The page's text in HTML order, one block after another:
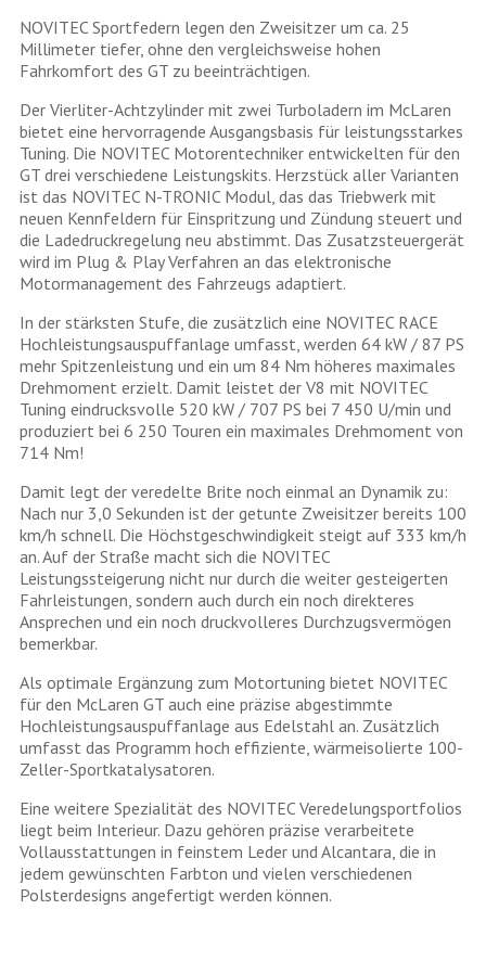
NOVITEC Sportfedern legen den Zweisitzer um ca. 25
Millimeter tiefer, ohne den vergleichsweise hohen
Fahrkomfort des GT zu beeinträchtigen.
Der Vierliter-Achtzylinder mit zwei Turboladern im McLaren
bietet eine hervorragende Ausgangsbasis für leistungsstarkes
Tuning. Die NOVITEC Motorentechniker entwickelten für den
GT drei verschiedene Leistungskits. Herzstück aller Varianten
ist das NOVITEC N-TRONIC Modul, das das Triebwerk mit
neuen Kennfeldern für Einspritzung und Zündung steuert und
die Ladedruckregelung neu abstimmt. Das Zusatzsteuergerät
wird im Plug & Play Verfahren an das elektronische
Motormanagement des Fahrzeugs adaptiert.
In der stärksten Stufe, die zusätzlich eine NOVITEC RACE
Hochleistungsauspuffanlage umfasst, werden 64 kW / 87 PS
mehr Spitzenleistung und ein um 84 Nm höheres maximales
Drehmoment erzielt. Damit leistet der V8 mit NOVITEC
Tuning eindrucksvolle 520 kW / 707 PS bei 7 450 U/min und
produziert bei 6 250 Touren ein maximales Drehmoment von
714 Nm!
Damit legt der veredelte Brite noch einmal an Dynamik zu:
Nach nur 3,0 Sekunden ist der getunte Zweisitzer bereits 100
km/h schnell. Die Höchstgeschwindigkeit steigt auf 333 km/h
an. Auf der Straße macht sich die NOVITEC
Leistungssteigerung nicht nur durch die weiter gesteigerten
Fahrleistungen, sondern auch durch ein noch direkteres
Ansprechen und ein noch druckvolleres Durchzugsvermögen
bemerkbar.
Als optimale Ergänzung zum Motortuning bietet NOVITEC
für den McLaren GT auch eine präzise abgestimmte
Hochleistungsauspuffanlage aus Edelstahl an. Zusätzlich
umfasst das Programm hoch effiziente, wärmeisolierte 100-
Zeller-Sportkatalysatoren.
Eine weitere Spezialität des NOVITEC Veredelungsportfolios
liegt beim Interieur. Dazu gehören präzise verarbeitete
Vollausstattungen in feinstem Leder und Alcantara, die in
jedem gewünschten Farbton und vielen verschiedenen
Polsterdesigns angefertigt werden können.